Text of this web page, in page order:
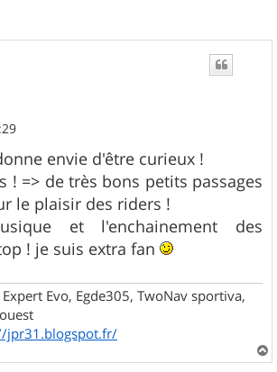
envie d'être curieux !
! => de très bons petits passages
le plaisir des riders !
et l'enchainement des
! je suis extra fan
Evo, Egde305, TwoNav sportiva,
jpr31.blogspot.fr/
a